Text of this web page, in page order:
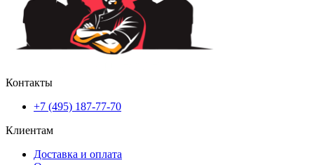
Контакты
+7 (495) 187-77-70
Клиентам
Доставка и оплата